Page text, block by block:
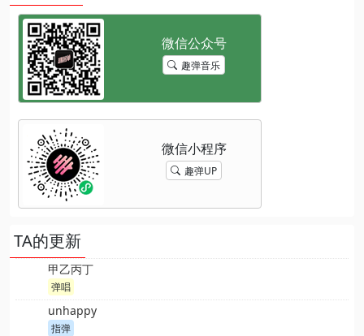
趣弹音乐
趣弹UP
TA的更新
甲乙丙丁
弹唱
unhappy
指弹